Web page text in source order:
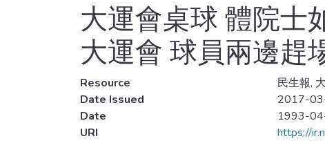
大運會桌球 體院士
大運會 球員兩邊趕
Resource
民生報,
Date Issued
2017-
Date
1993-
URI
https://